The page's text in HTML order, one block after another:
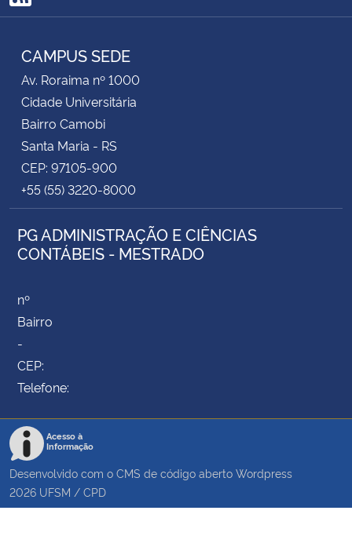
RSS
CAMPUS SEDE
Av. Roraima nº 1000
Cidade Universitária
Bairro Camobi
Santa Maria - RS
CEP: 97105-900
+55 (55) 3220-8000
PG ADMINISTRAÇÃO E CIÊNCIAS
CONTÁBEIS - MESTRADO
nº
Bairro
-
CEP:
Telefone:
Acesso à
Informação
Desenvolvido com o CMS de código aberto Wordpress
2026 UFSM / CPD